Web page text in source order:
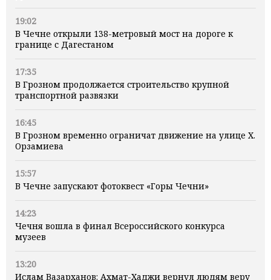
19:02
В Чечне открыли 138-метровый мост на дороге к
границе с Дагестаном
17:35
В Грозном продолжается строительство крупной
транспортной развязки
16:45
В Грозном временно ограничат движение на улице Х.
Орзамиева
15:57
В Чечне запускают фотоквест «Горы Чечни»
14:23
Чечня вошла в финал Всероссийского конкурса
музеев
13:20
Ислам Вазарханов: Ахмат-Хаджи вернул людям веру